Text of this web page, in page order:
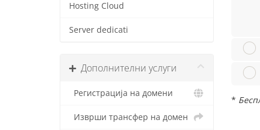
Hosting Cloud
Server dedicati
Дополнителни услуги
Регистрација на домени
Изврши трансфер на домен
*